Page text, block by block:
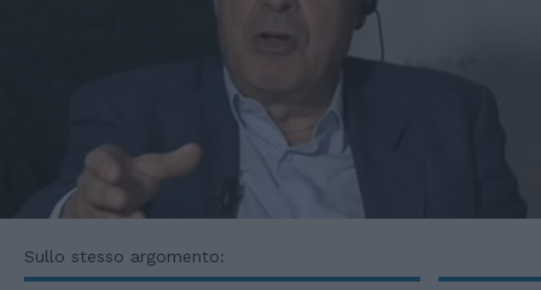
Sullo stesso argomento: